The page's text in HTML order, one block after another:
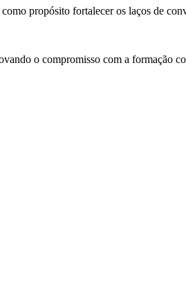
propósito fortalecer os laços de
o compromisso com a formação